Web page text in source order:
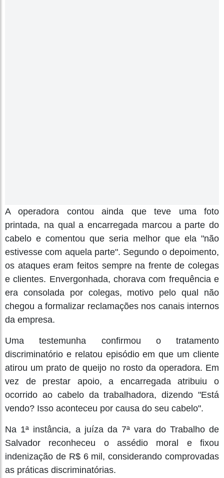
A operadora contou ainda que teve uma foto
printada, na qual a encarregada marcou a parte do
cabelo e comentou que seria melhor que ela "não
estivesse com aquela parte". Segundo o depoimento,
os ataques eram feitos sempre na frente de colegas
e clientes. Envergonhada, chorava com frequência e
era consolada por colegas, motivo pelo qual não
chegou a formalizar reclamações nos canais internos
da empresa.
Uma testemunha confirmou o tratamento
discriminatório e relatou episódio em que um cliente
atirou um prato de queijo no rosto da operadora. Em
vez de prestar apoio, a encarregada atribuiu o
ocorrido ao cabelo da trabalhadora, dizendo "Está
vendo? Isso aconteceu por causa do seu cabelo".
Na 1ª instância, a juíza da 7ª vara do Trabalho de
Salvador reconheceu o assédio moral e fixou
indenização de R$ 6 mil, considerando comprovadas
as práticas discriminatórias.